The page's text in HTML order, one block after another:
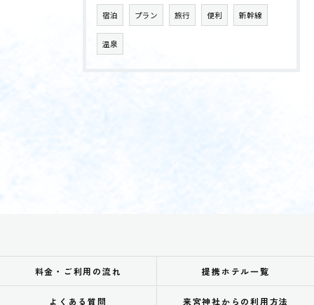
宿泊 プラン 旅行 便利 新幹線
温泉
料金・ご利用の流れ 提携ホテル一覧
よくある質問 来宮神社からの利用方法